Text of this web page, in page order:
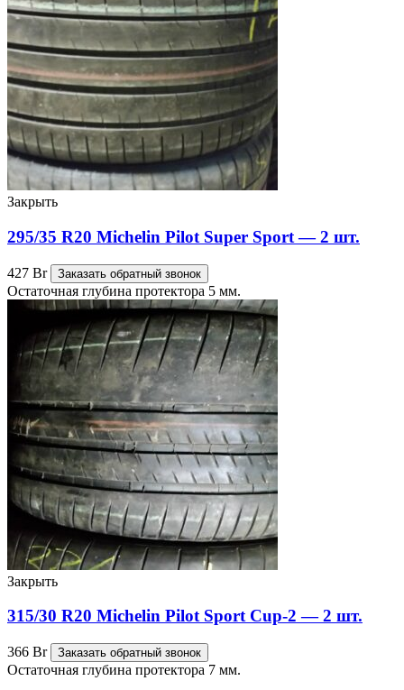
Закрыть
295/35 R20 Michelin Pilot Super Sport — 2 шт.
427 Br Заказать обратный звонок
Остаточная глубина протектора 5 мм.
Закрыть
315/30 R20 Michelin Pilot Sport Cup-2 — 2 шт.
366 Br Заказать обратный звонок
Остаточная глубина протектора 7 мм.